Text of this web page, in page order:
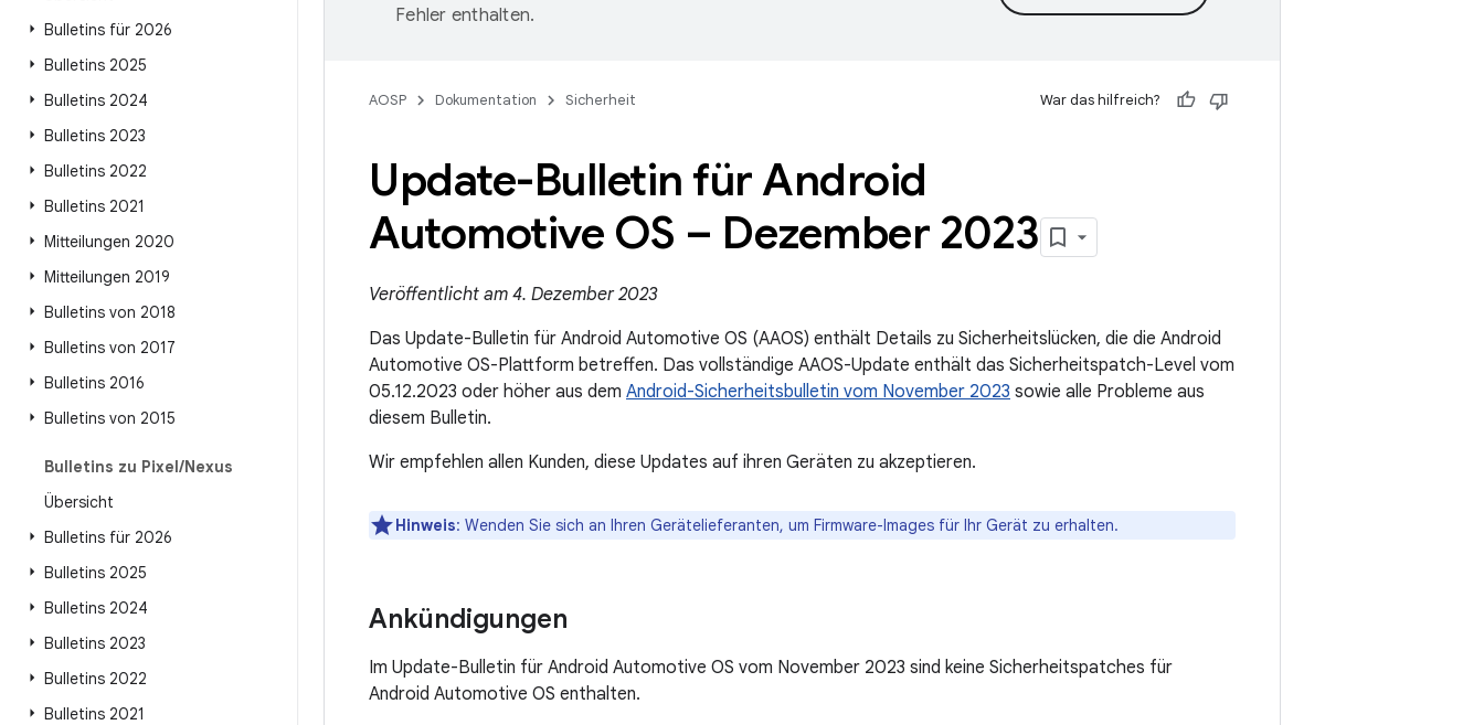
Bulletins für 2026
Bulletins 2025
Bulletins 2024
Bulletins 2023
Bulletins 2022
Bulletins 2021
Mitteilungen 2020
Mitteilungen 2019
Bulletins von 2018
Bulletins von 2017
Bulletins 2016
Bulletins von 2015
Bulletins zu Pixel/Nexus
Übersicht
Bulletins für 2026
Bulletins 2025
Bulletins 2024
Bulletins 2023
Bulletins 2022
Bulletins 2021
Fehler enthalten.
AOSP Dokumentation Sicherheit War das hilfreich?
Update-Bulletin für Android
Automotive OS – Dezember 2023
Veröffentlicht am 4. Dezember 2023
Das Update-Bulletin für Android Automotive OS (AAOS) enthält Details zu Sicherheitslücken, die die Android
Automotive OS-Plattform betreffen. Das vollständige AAOS-Update enthält das Sicherheitspatch-Level vom
05.12.2023 oder höher aus dem Android-Sicherheitsbulletin vom November 2023 sowie alle Probleme aus
diesem Bulletin.
Wir empfehlen allen Kunden, diese Updates auf ihren Geräten zu akzeptieren.
Hinweis: Wenden Sie sich an Ihren Gerätelieferanten, um Firmware-Images für Ihr Gerät zu erhalten.
Ankündigungen
Im Update-Bulletin für Android Automotive OS vom November 2023 sind keine Sicherheitspatches für
Android Automotive OS enthalten.